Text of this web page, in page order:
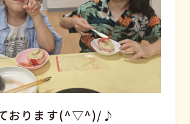
おります(^▽^)/♪